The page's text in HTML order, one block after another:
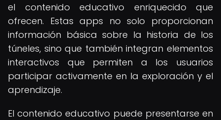
el contenido educativo enriquecido que
ofrecen. Estas apps no solo proporcionan
información básica sobre la historia de los
túneles, sino que también integran elementos
interactivos que permiten a los usuarios
participar activamente en la exploración y el
aprendizaje.
El contenido educativo puede presentarse en